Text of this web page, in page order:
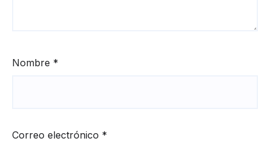
Nombre *
Correo electrónico *